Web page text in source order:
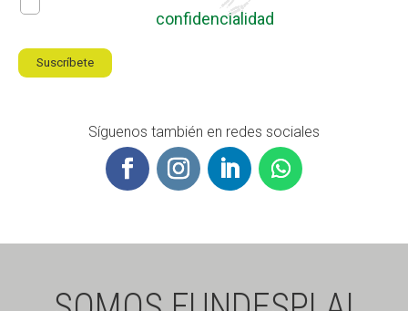
confidencialidad
Síguenos también en redes sociales